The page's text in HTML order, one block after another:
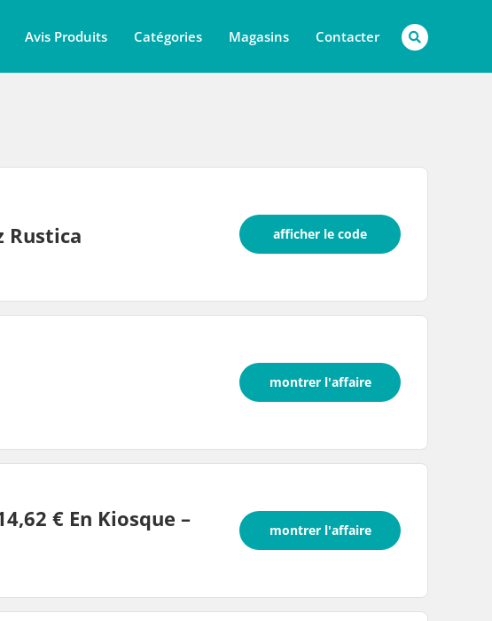
Avis Produits Catégories Magasins Contacter
Rustica afficher le code
montrer l'affaire
€ En Kiosque –
montrer l'affaire